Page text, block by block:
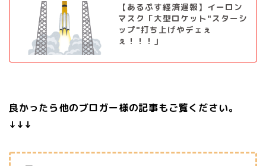
【あるぷす経済遅報】イーロン
マスク「大型ロケット"スターシ
ップ"打ち上げやデェぇ
ぇ！！！」
良かったら他のブロガー様の記事もご覧ください。
↓↓↓